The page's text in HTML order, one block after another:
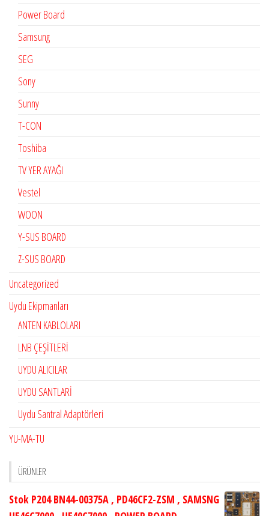
Power Board
Samsung
SEG
Sony
Sunny
T-CON
Toshiba
TV YER AYAĞI
Vestel
WOON
Y-SUS BOARD
Z-SUS BOARD
Uncategorized
Uydu Ekipmanları
ANTEN KABLOLARI
LNB ÇEŞİTLERİ
UYDU ALICILAR
UYDU SANTLARİ
Uydu Santral Adaptörleri
YU-MA-TU
ÜRÜNLER
Stok P204 BN44-00375A , PD46CF2-ZSM , SAMSNG